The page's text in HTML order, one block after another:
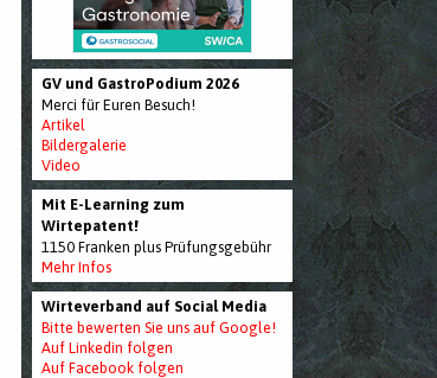
GV und GastroPodium 2026
Merci für Euren Besuch!
Artikel
Bildergalerie
Video
Mit E-Learning zum
Wirtepatent!
1150 Franken plus Prüfungsgebühr
Mehr Infos
Wirteverband auf Social Media
Bitte bewerten Sie uns auf Google!
Auf Linkedin folgen
Auf Facebook folgen